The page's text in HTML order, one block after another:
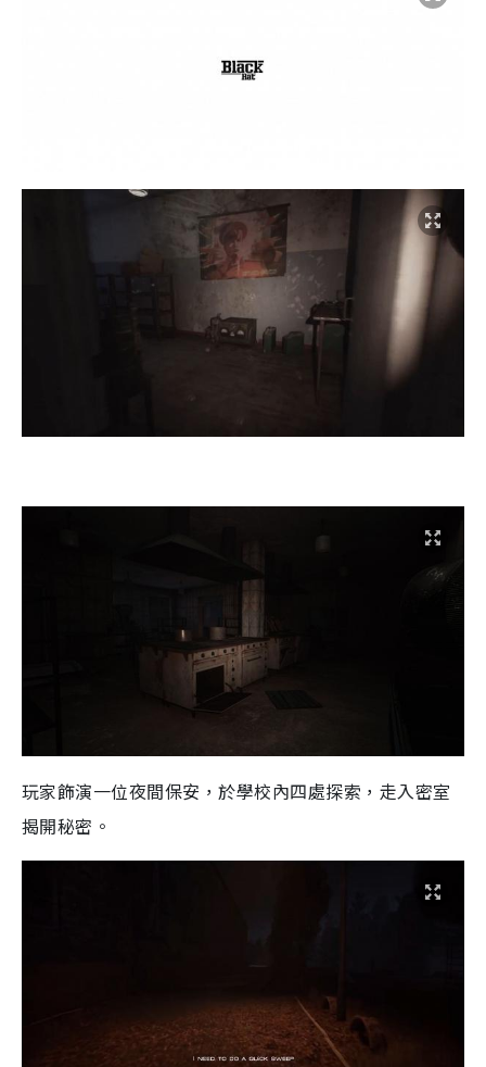
玩家飾演一位夜間保安，於學校內四處探索，走入密室
揭開秘密。